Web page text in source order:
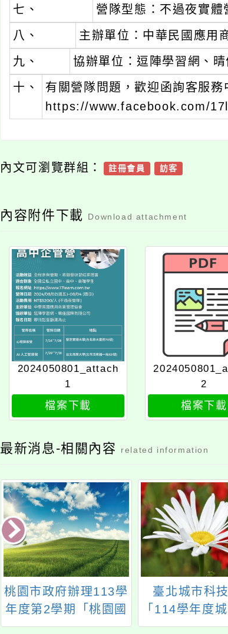
七、
營隊型態：不過夜實體
八、
主辦單位：中華民國應用
九、
協辦單位：逗陣學習網、晴
十、
有關營隊問題，歡迎函詢客服
https://www.facebook.com/
內文可瀏覽群組： 註冊會員 訪客
內容附件下載 Download attachment
2024050801_attach
1
檔案下載
2
檔案下載
最新消息-相關內容 related information
桃園市政府辦理113學
年度第2學期「桃園國
際城 教育科技遊」跨
臺北城市科
「114學年度
體驗暨五專完